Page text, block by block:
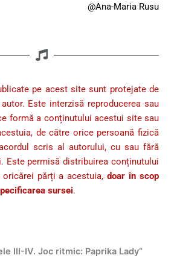
@Ana-Maria Rusu
pe acest site sunt protejate de
Este interzisă reproducerea sau
formă a conținutului acestui site sau
de către orice persoană fizică
scris al autorului, cu sau fără
Este permisă distribuirea conținutului
părți a acestuia,doar în scop
sursei.
III-IV. Joc ritmic: Paprika Lady”